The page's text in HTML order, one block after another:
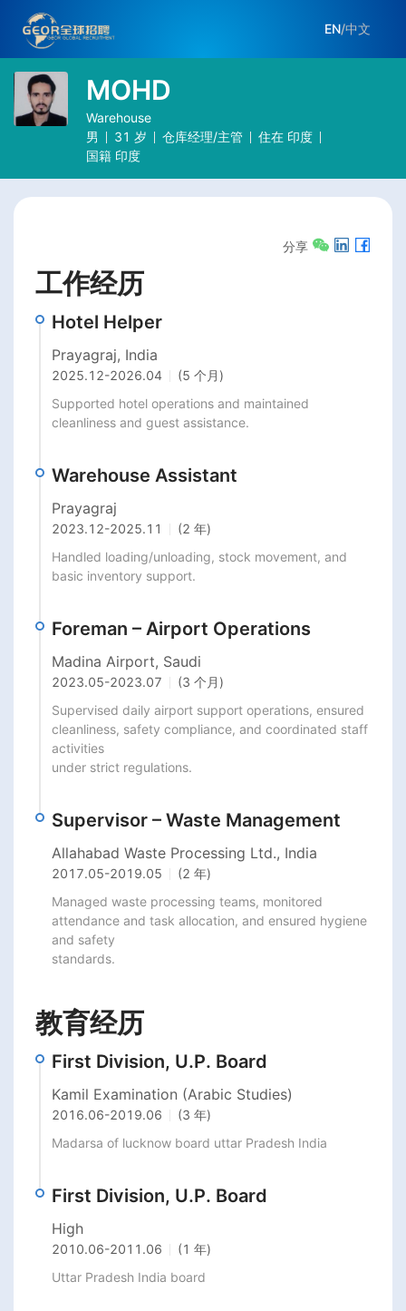
EN/中文
MOHD
Warehouse
男
31 岁 仓库经理/主管 住在 印度
国籍 印度
分享
工作经历
Hotel Helper
Prayagraj, India
2025.12-2026.04
(5 个月)
Supported hotel operations and maintained
cleanliness and guest assistance.
Warehouse Assistant
Prayagraj
2023.12-2025.11
(2 年)
Handled loading/unloading, stock movement, and
basic inventory support.
Foreman – Airport Operations
Madina Airport, Saudi
2023.05-2023.07
(3 个月)
Supervised daily airport support operations, ensured
cleanliness, safety compliance, and coordinated staff
activities
under strict regulations.
Supervisor – Waste Management
Allahabad Waste Processing Ltd., India
2017.05-2019.05
(2 年)
Managed waste processing teams, monitored
attendance and task allocation, and ensured hygiene
and safety
standards.
教育经历
First Division, U.P. Board
Kamil Examination (Arabic Studies)
2016.06-2019.06
(3 年)
Madarsa of lucknow board uttar Pradesh India
First Division, U.P. Board
High
2010.06-2011.06
(1 年)
Uttar Pradesh India board